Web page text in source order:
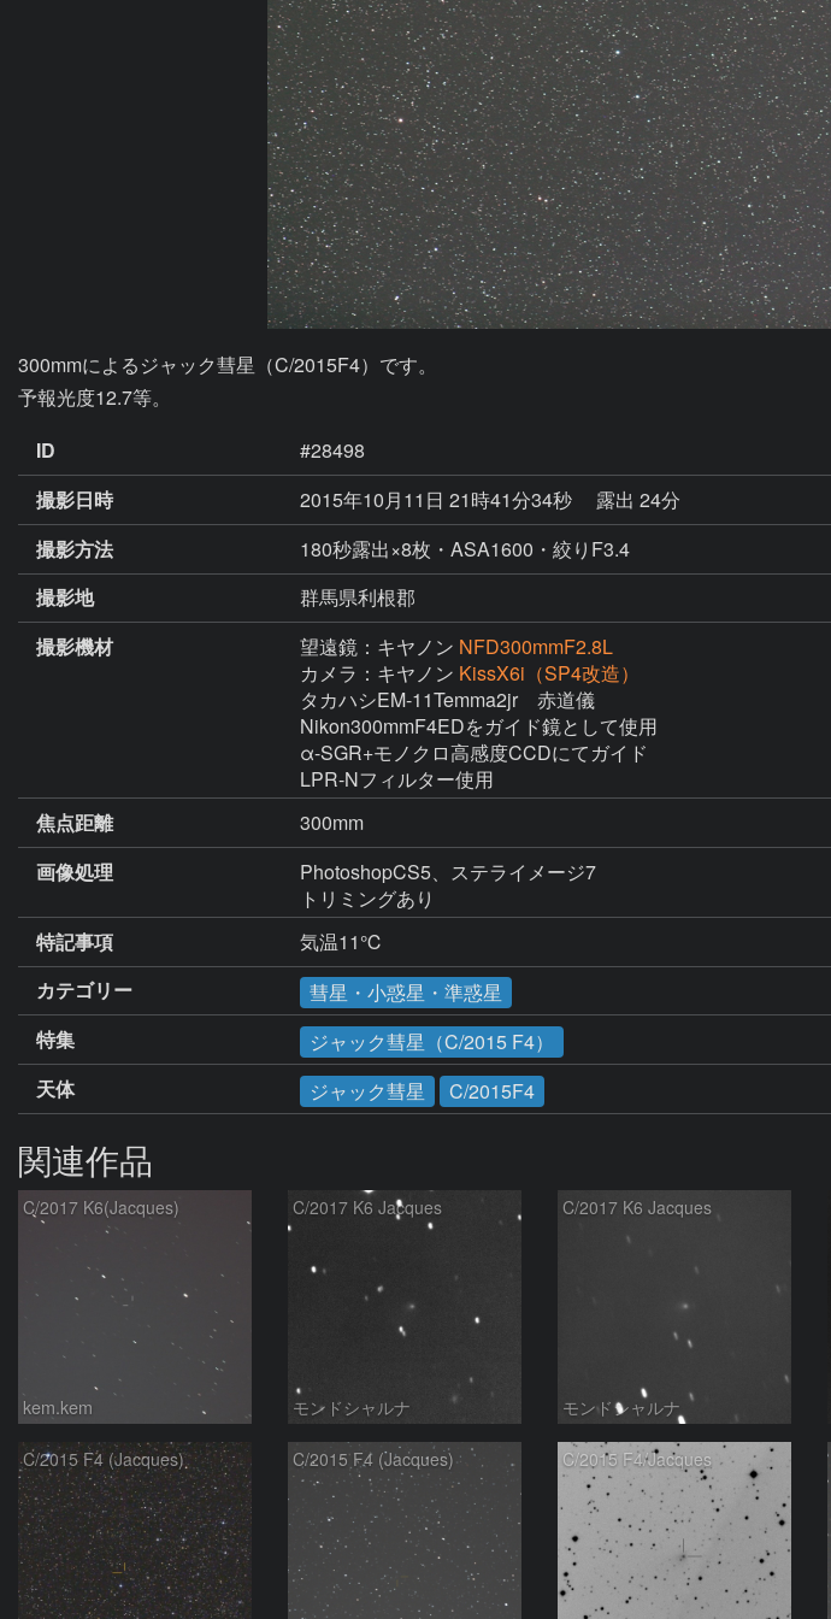
300mmによるジャック彗星（C/2015F4）です。
予報光度12.7等。
ID
#28498
撮影日時
2015年10月11日 21時41分34秒
露出 24分
撮影方法
180秒露出×8枚・ASA1600・絞りF3.4
撮影地
群馬県利根郡
撮影機材
望遠鏡：キヤノン NFD300mmF2.8L
カメラ：キヤノン KissX6i（SP4改造）
タカハシEM-11Temma2jr　赤道儀
Nikon300mmF4EDをガイド鏡として使用
α-SGR+モノクロ高感度CCDにてガイド
LPR-Nフィルター使用
焦点距離
300mm
画像処理
PhotoshopCS5、ステライメージ7
トリミングあり
特記事項
気温11℃
カテゴリー
彗星・小惑星・準惑星
特集
ジャック彗星（C/2015 F4）
天体
ジャック彗星 C/2015F4
関連作品
C/2017 K6(Jacques)
kem.kem
C/2017 K6 Jacques
モンドシャルナ
C/2017 K6 Jacques
モンドシャルナ
C/2015 F4 (Jacques) C/2015 F4 (Jacques) C/2015 F4/Jacques